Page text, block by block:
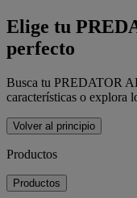
Elige tu
perfecto
Busca tu PREDATOR
características o explora
Volver al principio
Productos
Productos